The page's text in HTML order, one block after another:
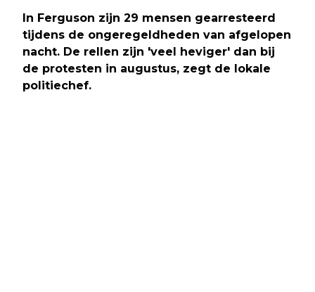
In Ferguson zijn 29 mensen gearresteerd
tijdens de ongeregeldheden van afgelopen
nacht. De rellen zijn 'veel heviger' dan bij
de protesten in augustus, zegt de lokale
politiechef.